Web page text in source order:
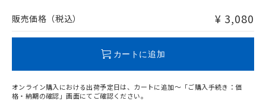
問い合わせください。
販売価格（税込） ¥ 3,080
カートに追加
オンライン購入における出荷予定日は、カートに追加～「ご購入手続き：価
格・納期の確認」画面にてご確認ください。